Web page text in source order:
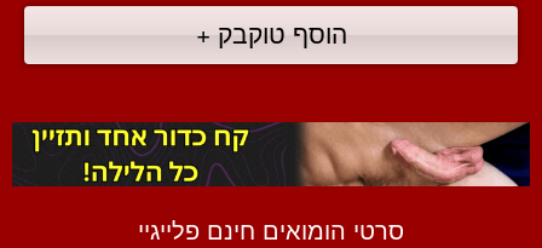
הוסף טוקבק +
סרטי הומואים חינם פלייגיי